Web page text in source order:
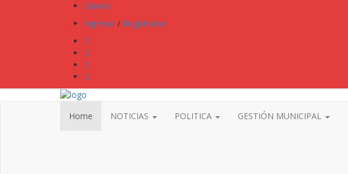
Galería
Ingresar / Registrarse
Home NOTICIAS POLITICA GESTIÓN MUNICIPAL